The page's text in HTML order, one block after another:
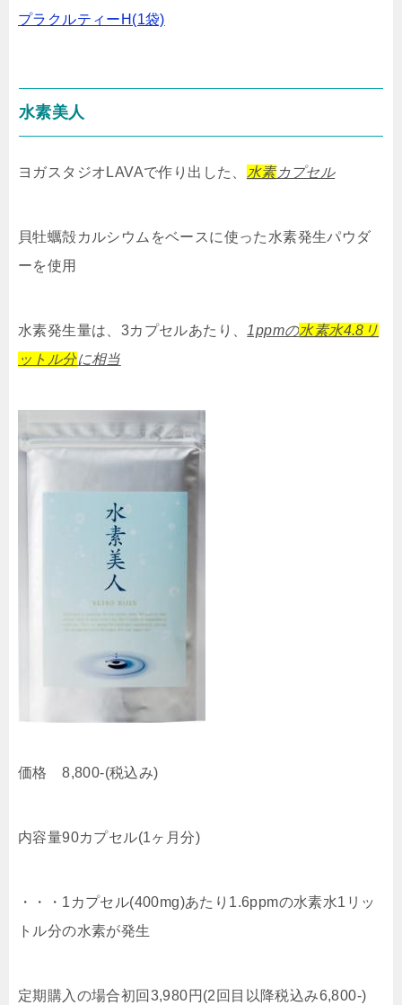
プラクルティーH(1袋)
水素美人
ヨガスタジオLAVAで作り出した、 水素カプセル
貝牡蠣殻カルシウムをベースに使った水素発生パウダ
ーを使用
水素発生量は、3カプセルあたり、1ppmの水素水4.8リ
ットル分に相当
価格 8,800-(税込み)
内容量90カプセル(1ヶ月分)
・・・1カプセル(400mg)あたり1.6ppmの水素水1リッ
トル分の水素が発生
定期購入の場合初回3,980円(2回目以降税込み6,800-)